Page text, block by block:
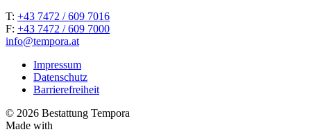
T: +43 7472 / 609 7016
F: +43 7472 / 609 7000
info@tempora.at
Impressum
Datenschutz
Barrierefreiheit
© 2026 Bestattung Tempora
Made with